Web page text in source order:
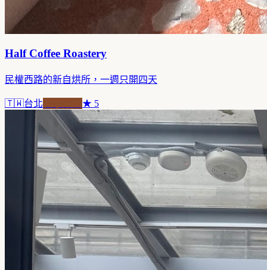
Half Coffee Roastery
民權西路的新自烘所，一週只開四天
🇹🇼台北 ★ 5